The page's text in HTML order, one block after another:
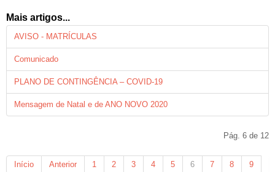
Mais artigos...
AVISO - MATRÍCULAS
Comunicado
PLANO DE CONTINGÊNCIA – COVID-19
Mensagem de Natal e de ANO NOVO 2020
Pág. 6 de 12
Início Anterior 1 2 3 4 5 6 7 8
9